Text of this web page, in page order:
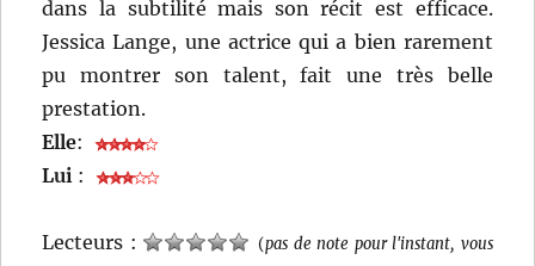
dans la subtilité mais son récit est efficace.
Jessica Lange, une actrice qui a bien rarement
pu montrer son talent, fait une très belle
prestation.
Elle:
Lui :
Lecteurs : (pas de note pour l'instant, vous